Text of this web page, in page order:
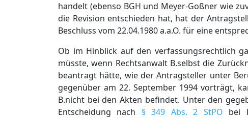
handelt (ebenso BGH und Meyer-Goßner wie
die Revision entschieden hat, hat der
Beschluss vom 22.04.1980 a.a.O. für eine
Ob im Hinblick auf den verfassungsrechtlich
müsste, wenn Rechtsanwalt B.selbst die
beantragt hätte, wie der Antragsteller unter
gegenüber am 22. September 1994 vorträgt,
B.nicht bei den Akten befindet. Unter den
Entscheidung nach § 349 Abs. 2 StPO bei